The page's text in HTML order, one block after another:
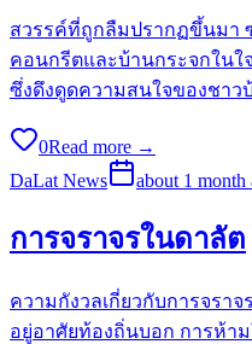
สวรรค์ที่ถูกลืมปรากฏขึ้นมา
คอนกรีตและบ้านกระจกในใ
ซึ่งดึงดูดความสนใจของชา
0Read more →
DaLat News
about 1 month
การจราจรในดาลัต
ความกังวลเกี่ยวกับการจรา
อยู่อาศัยท้องถิ่นบอก การห้า